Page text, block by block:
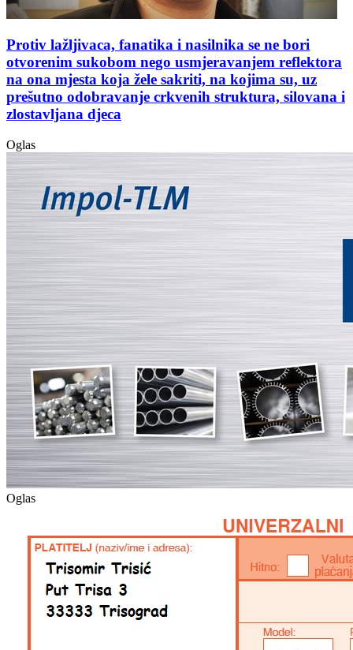
Protiv lažljivaca, fanatika i nasilnika se ne bori
otvorenim sukobom nego usmjeravanjem reflektora
na ona mjesta koja žele sakriti, na kojima su, uz
prešutno odobravanje crkvenih struktura, silovana i
zlostavljana djeca
Oglas
Oglas